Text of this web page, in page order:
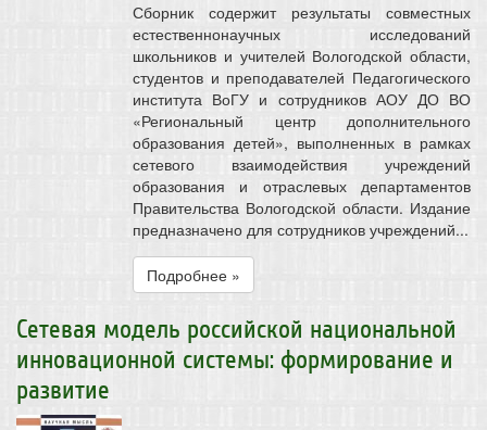
Сборник содержит результаты совместных
естественнонаучных исследований
школьников и учителей Вологодской области,
студентов и преподавателей Педагогического
института ВоГУ и сотрудников АОУ ДО ВО
«Региональный центр дополнительного
образования детей», выполненных в рамках
сетевого взаимодействия учреждений
образования и отраслевых департаментов
Правительства Вологодской области. Издание
предназначено для сотрудников учреждений...
Подробнее »
Сетевая модель российской национальной
инновационной системы: формирование и
развитие